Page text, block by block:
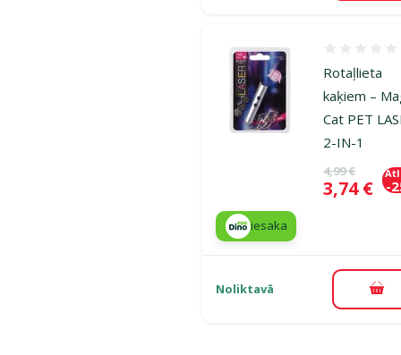
Rotaļlieta
kaķiem –
Cat PET
2-IN-1
Oriģinālā
4,99 €
Cena
3,74 € -
iesaka
Noliktavā